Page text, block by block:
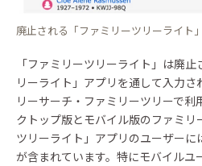
廃止される「ファミリーツリーライト
「ファミリーツリーライト」は廃
リーライト」アプリを通して入力さ
リーサーチ・ファミリーツリーで
クトップ版とモバイル版のファミ
ツリーライト」アプリのユーザー
が含まれています。特にモバイル